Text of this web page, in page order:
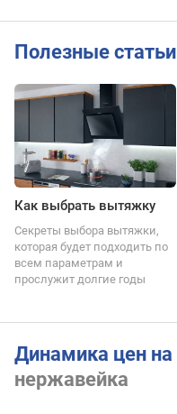
Полезные статьи
Как выбрать вытяжку
Секреты выбора вытяжки,
которая будет подходить по
всем параметрам и
прослужит долгие годы
Динамика цен на
нержавейка